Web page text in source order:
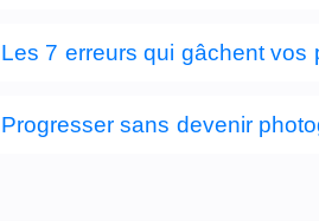
Les 7 erreurs qui gâchent vos
Progresser sans devenir